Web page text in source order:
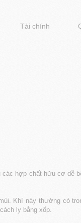
Tài chính
hợp chất hữu cơ dễ
Khí này thường có
ly bằng xốp.